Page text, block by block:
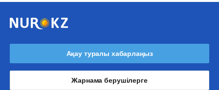
Ақау туралы хабарлаңыз
Жарнама берушілерге